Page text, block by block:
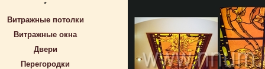
*
Витражные потолки
Витражные окна
Двери
Перегородки